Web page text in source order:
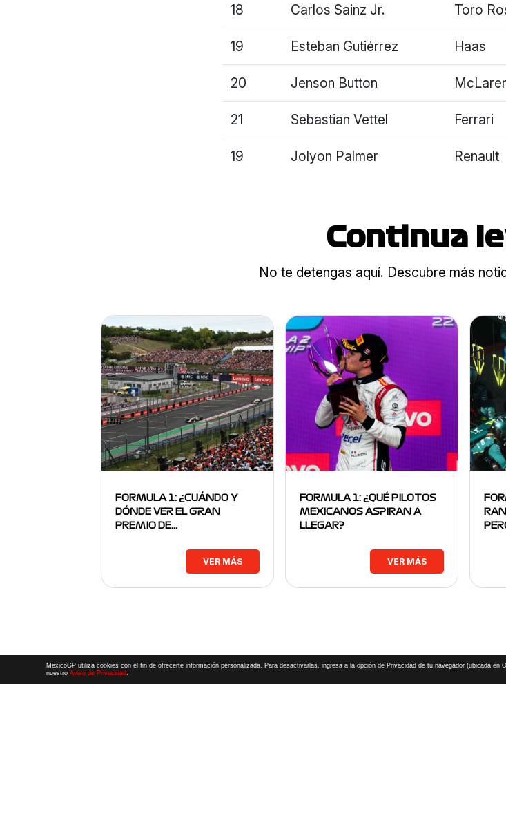
18 Carlos Sainz Jr. Toro
19 Esteban Gutiérrez Haas
20 Jenson Button
21 Sebastian Vettel Ferrari
19 Jolyon Palmer Renault
Continua
No te detengas aquí. Descubre más
FORMULA 1: ¿CUÁNDO Y
DÓNDE VER EL GRAN
PREMIO DE…
VER MÁS
FORMULA 1: ¿QUÉ PILOTOS
MEXICANOS ASPIRAN A
LLEGAR?
VER MÁS
MexicoGP utiliza cookies con el fin de ofrecerte información personalizada. Para desactivarlas, ingresa a la opción de Privacidad de tu navegador (ubicada
nuestroAviso de Privacidad.